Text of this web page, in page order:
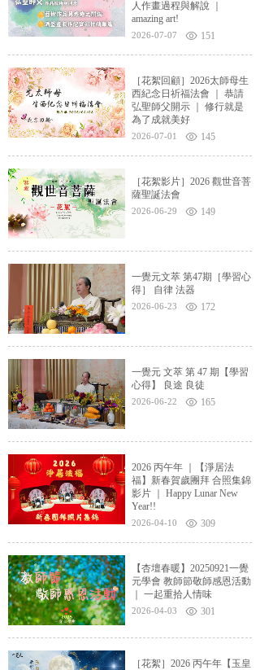
人作畫過程與解說 ｜
amazing art!
2026-07-07 151
［花絮回顧］2026太師母生
西紀念日祈福法會 ｜ 恭請
弘聖師父開示 ｜ 修行就是
為了成就美好
2026-07-01 145
［花絮影片］2026 觀世音菩
薩聖誕法會
2026-06-29 149
一覺元文萃 第47期［學習心
得］ 自律 法器
2026-06-23 172
一覺元 文萃 第 47 期【學習
心得】 良途 良徒
2026-06-22 165
2026 丙午年 ｜【淨居法
福】新春賀歲團拜 合照集錦
影片 ｜ Happy Lunar New
Year!!
2026-04-10 309
【杏壇春暖】20250921一覺
元學會 教師節敬師感恩活動
｜ 一起重拾人情味
2026-04-03 301
［花絮］2026 丙午年【玉皇